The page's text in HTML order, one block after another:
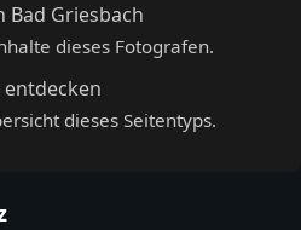
Bad Griesbach
dieses Fotografen.
entdecken
dieses Seitentyps.